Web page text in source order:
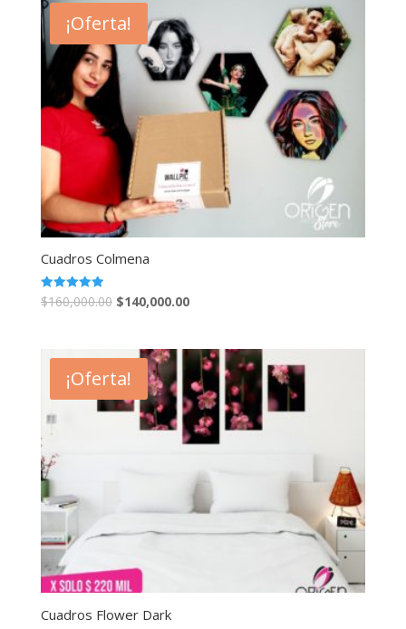
¡Oferta!
Cuadros Colmena
Valorado en
5.00
$160,000.00 $140,000.00
¡Oferta!
Cuadros Flower Dark